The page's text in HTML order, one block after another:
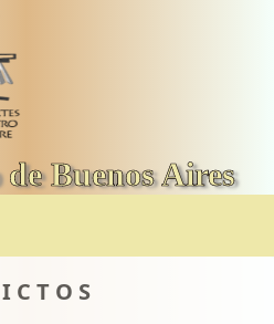
Buenos Aires
C T O S